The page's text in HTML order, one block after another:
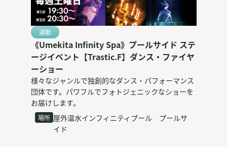
運動
《Umekita Infinity Spa》プールサイド ステ
ージイベント【Trastic.F】ダンス・ファイヤ
ーショー
様々なジャンルで独創的なダンス・パフォーマンス
団体です。パワフルでフォトジェニックなショーを
お届けします。
場所 屋外温水インフィニティプール プールサ
イド